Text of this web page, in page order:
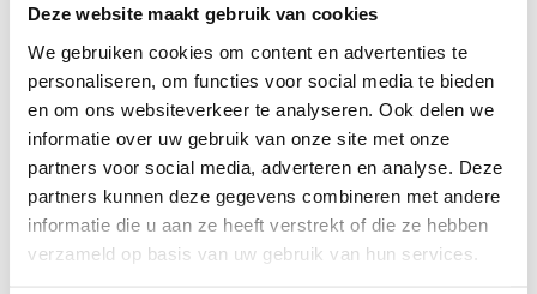
Deze website maakt gebruik van cookies
We gebruiken cookies om content en advertenties te
personaliseren, om functies voor social media te bieden
en om ons websiteverkeer te analyseren. Ook delen we
informatie over uw gebruik van onze site met onze
partners voor social media, adverteren en analyse. Deze
partners kunnen deze gegevens combineren met andere
informatie die u aan ze heeft verstrekt of die ze hebben
verzameld op basis van uw gebruik van hun services.
tijd ben je voorzien van een intuïtief en flexibel
managementsysteem voor risicobeheersing, een krachtige
PDCA-cyclus, een 4-ogen principe en heldere rapportages.
Voldoe vanaf nu aan de voor jou relevante standaarden voor
onder andere security, privacy, duurzaamheid, milieu,
energiemanagement, ARBO en nog veel meer. Vergroot de
weerbaarheid van je organisatie snel, eenvoudig en
betaalbaar met hét Perium platform.